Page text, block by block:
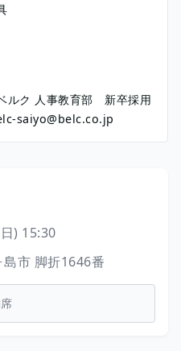
ルク 人事教育部 新卒採用
saiyo@belc.co.jp
) 15:30
島市 脚折1646番